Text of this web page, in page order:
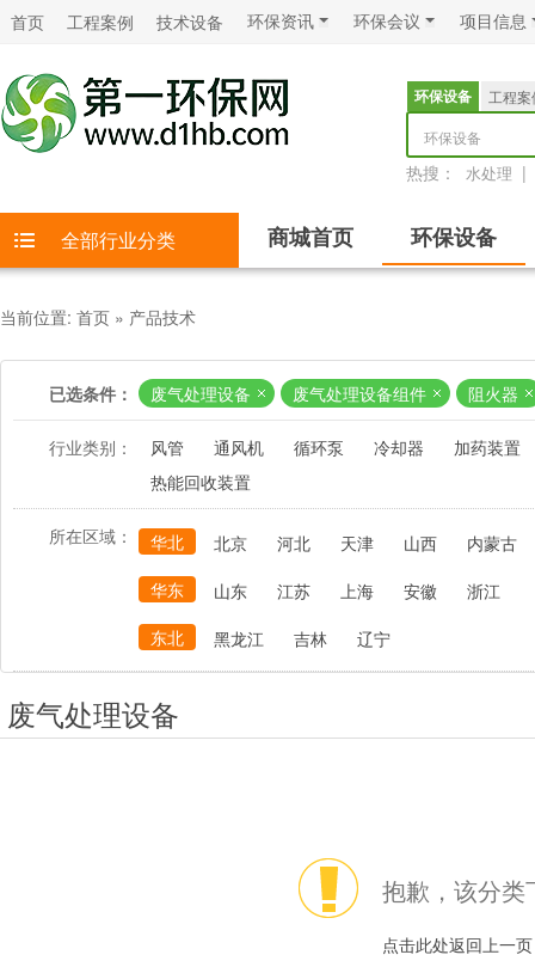
首页 工程案例 技术设备 环保资讯 环保会议 项目信息
环保设备
工程案
环保设备
热搜： 水处理 |
全部行业分类 商城首页 环保设备
当前位置: 首页 » 产品技术
已选条件： 废气处理设备 废气处理设备组件 阻火器
行业类别： 风管 通风机 循环泵 冷却器
加药装置
热能回收装置
所在区域： 华北 北京 河北 天津 山西
内蒙古
华东
山东 江苏 上海 安徽
浙江
东北
黑龙江 吉林 辽宁
废气处理设备
抱歉，该分类
点击此处返回上一页